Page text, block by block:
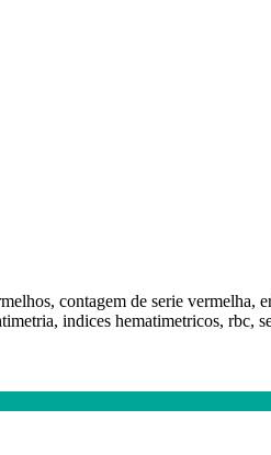
contagem de serie vermelha,
indices hematimetricos, rbc,